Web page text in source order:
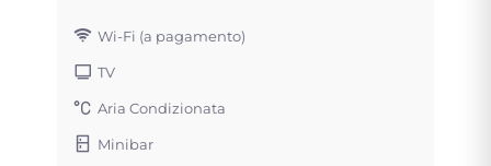
Wi-Fi (a pagamento)
TV
Aria Condizionata
Minibar